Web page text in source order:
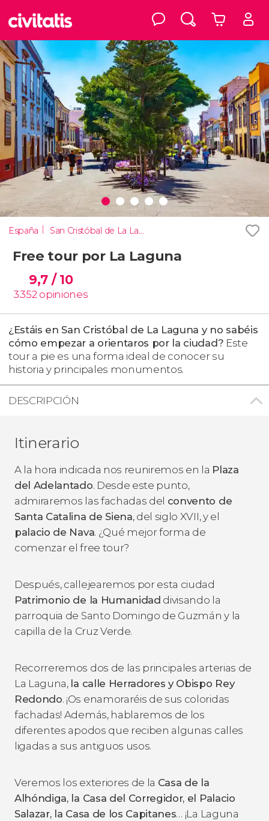
España San Cristóbal de La Laguna
Free tour por La Laguna
9,7 / 10
3.352 opiniones
¿Estáis en San Cristóbal de La Laguna y no sabéis
cómo empezar a orientaros por la ciudad? Este
tour a pie es una forma ideal de conocer su
historia y principales monumentos.
DESCRIPCIÓN
Itinerario
A la hora indicada nos reuniremos en la Plaza
del Adelantado. Desde este punto,
admiraremos las fachadas del convento de
Santa Catalina de Siena, del siglo XVII, y el
palacio de Nava. ¿Qué mejor forma de
comenzar el free tour?
Después, callejearemos por esta ciudad
Patrimonio de la Humanidad divisando la
parroquia de Santo Domingo de Guzmán y la
capilla de la Cruz Verde.
Recorreremos dos de las principales arterias de
La Laguna, la calle Herradores y Obispo Rey
Redondo. ¡Os enamoraréis de sus coloridas
fachadas! Además, hablaremos de los
diferentes apodos que reciben algunas calles
ligadas a sus antiguos usos.
Veremos los exteriores de la Casa de la
Alhóndiga, la Casa del Corregidor, el Palacio
Salazar, la Casa de los Capitanes… ¡La Laguna